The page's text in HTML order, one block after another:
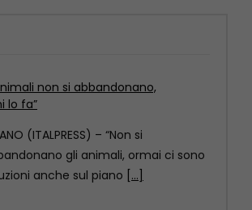
2026
il Senato Usa dichiara Fauci
di[...]